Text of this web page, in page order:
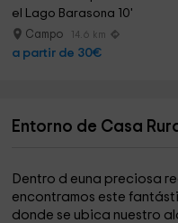
el Lago Barasona 10'
Campo 14.6 km
a partir de 30€
Entorno de Casa
Dentro d euna preciosa
encontramos este
donde se ubica nuestro